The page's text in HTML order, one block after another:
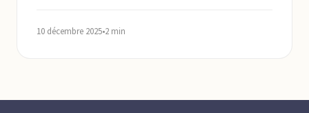
10 décembre 2025•2 min